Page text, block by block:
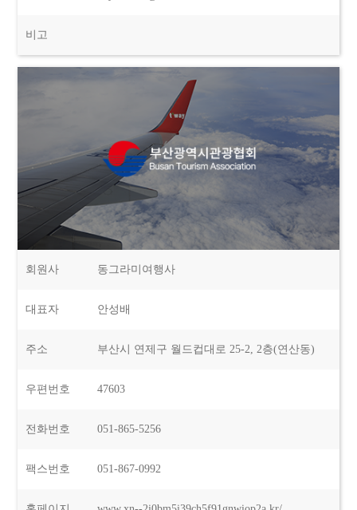
비고
회원사 동그라미여행사
대표자 안성배
주소 부산시 연제구 월드컵대로 25-2, 2층(연산동)
우편번호 47603
전화번호 051-865-5256
팩스번호 051-867-0992